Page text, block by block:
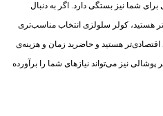
شما نیز بستگی دارد. اگر به دنبال
هستید، کولر سلولزی انتخاب مناسب‌تری
اقتصادی‌تر هستید و حاضرید زمان و هزینه‌ی
نیز می‌تواند نیازهای شما را برآورده